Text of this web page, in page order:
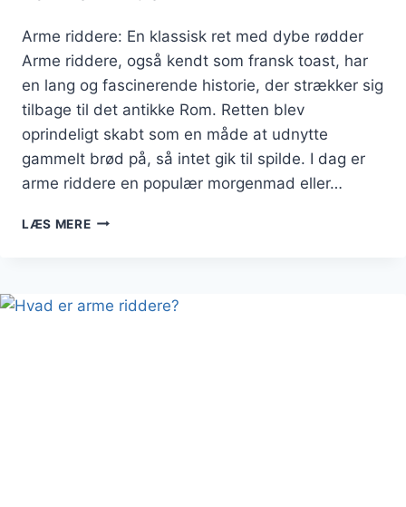
Arme riddere: En klassisk ret med dybe rødder
Arme riddere, også kendt som fransk toast, har
en lang og fascinerende historie, der strækker sig
tilbage til det antikke Rom. Retten blev
oprindeligt skabt som en måde at udnytte
gammelt brød på, så intet gik til spilde. I dag er
arme riddere en populær morgenmad eller…
LÆS MEREARME
VARME